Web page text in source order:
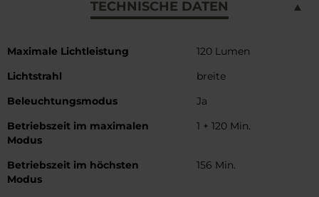
TECHNISCHE DATEN
Weitere
Maximale Lichtleistung
120 Lumen
Lichtstrahl
breite
Beleuchtungsmodus
Ja
Betriebszeit im maximalen
Modus
1 + 120 Min.
Betriebszeit im höchsten
Modus
156 Min.